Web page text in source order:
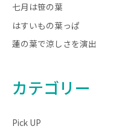
七月は笹の葉
はすいもの葉っぱ
蓮の葉で涼しさを演出
カテゴリー
Pick UP